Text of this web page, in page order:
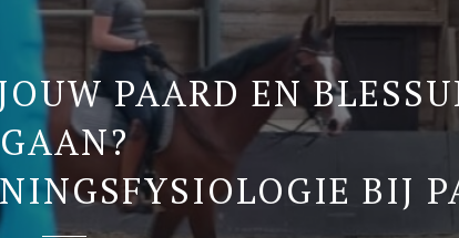
PAARD EN
GAAN?
BIJ